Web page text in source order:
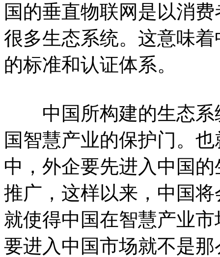
国的垂直物联网是以消
很多生态系统。这意味
的标准和认证体系。
中国所构建的生态系
国智慧产业的保护门。
中，外企要先进入中国
推广，这样以来，中国
就使得中国在智慧产业
要进入中国市场就不是